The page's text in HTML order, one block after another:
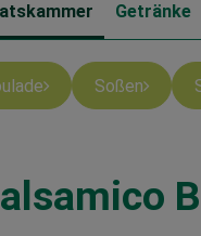
Getränke
Soßen
Favouriten hinzufügen